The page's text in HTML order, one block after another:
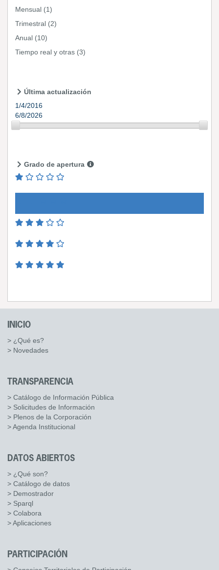
Mensual (1)
Trimestral (2)
Anual (10)
Tiempo real y otras (3)
Última actualización
1/4/2016
6/8/2026
Grado de apertura
INICIO
> ¿Qué es?
> Novedades
TRANSPARENCIA
> Catálogo de Información Pública
> Solicitudes de Información
> Plenos de la Corporación
> Agenda Institucional
DATOS ABIERTOS
> ¿Qué son?
> Catálogo de datos
> Demostrador
> Sparql
> Colabora
> Aplicaciones
PARTICIPACIÓN